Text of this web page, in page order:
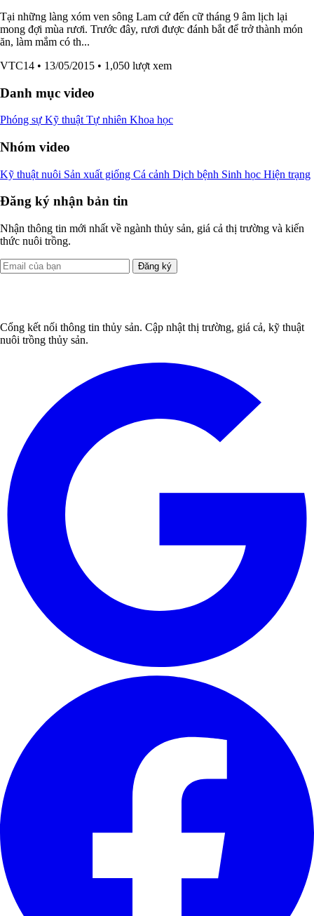
Tại những làng xóm ven sông Lam cứ đến cữ tháng 9 âm lịch lại
mong đợi mùa rươi. Trước đây, rươi được đánh bắt để trở thành món
ăn, làm mắm có th...
VTC14 • 13/05/2015 • 1,050 lượt xem
Danh mục video
Phóng sự Kỹ thuật Tự nhiên Khoa học
Nhóm video
Kỹ thuật nuôi Sản xuất giống Cá cảnh Dịch bệnh Sinh học Hiện trạng
Đăng ký nhận bản tin
Nhận thông tin mới nhất về ngành thủy sản, giá cả thị trường và kiến
thức nuôi trồng.
Đăng ký
Cổng kết nối thông tin thủy sản. Cập nhật thị trường, giá cả, kỹ thuật
nuôi trồng thủy sản.